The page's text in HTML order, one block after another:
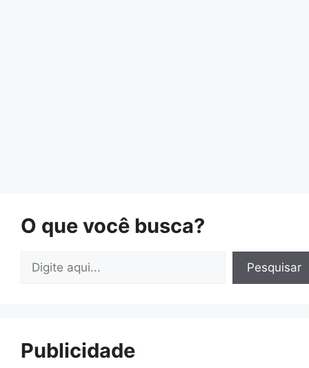
O que você busca?
Pesquisar
Publicidade